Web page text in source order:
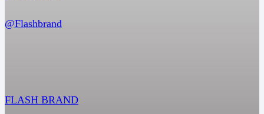
@Flashbrand
FLASH BRAND